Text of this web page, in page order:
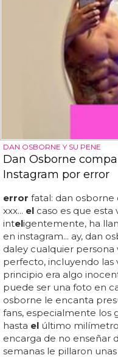
DAN OSBORNE Y SU PENE
Dan Osborne
Instagram por error
error fatal: dan osborne
xxx... el caso es que esta
inteligentemente, ha
en instagram... ay, dan
daley cualquier persona
perfecto, incluyendo las
principio era algo
puede ser una foto en
osborne le encanta
fans, especialmente los
hasta el último
encarga de no enseñar
semanas le pillaron